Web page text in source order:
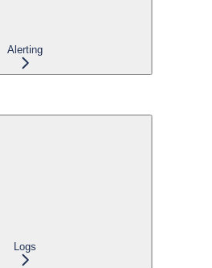
Alerting
Logs